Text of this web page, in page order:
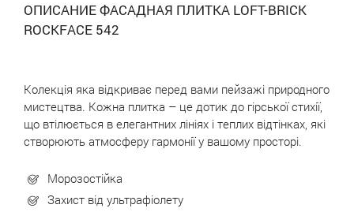
ОПИСАНИЕ ФАСАДНАЯ ПЛИТКА LOFT-BRICK
ROCKFACE 542
Колекція яка відкриває перед вами пейзажі природного
мистецтва. Кожна плитка – це дотик до гірської стихії,
що втілюється в елегантних лініях і теплих відтінках, які
створюють атмосферу гармонії у вашому просторі.
Морозостійка
Захист від ультрафіолету